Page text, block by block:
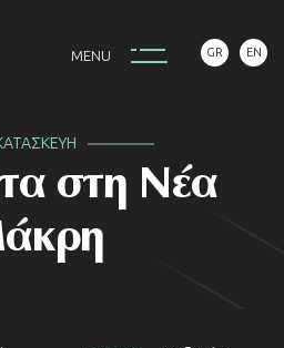
MENU GR EN
στη Νέα